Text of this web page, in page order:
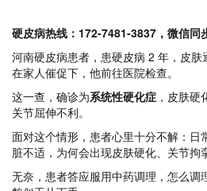
硬皮病热线：172-7481-3837，微信同
河南硬皮病患者，患硬皮病 2 年，皮肤
在家人催促下，他前往医院检查。
这一查，确诊为系统性硬化症 ，皮肤硬
关节屈伸不利。
面对这个情形，患者心里十分不解：日
脏不适，为何会出现皮肤硬化、关节拘
无奈，患者答应服用中药调理，怎么调